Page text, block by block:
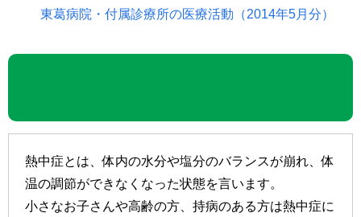
東葛病院・付属診療所の医療活動（2014年5月分）
熱中症とは、体内の水分や塩分のバランスが崩れ、体
温の調節ができなくなった状態を言います。
小さなお子さんや高齢の方、持病のある方は熱中症に